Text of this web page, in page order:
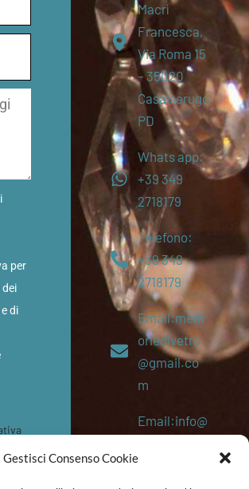
Gestisci Consenso Cookie
per
di
Macrì
Francesca,
Via Roma 15
– 35020
Casalserugo
PD
Whats app:
+39 349
2718179
Telefono:
+39 349
2718179
Email:mem
oriedivetro
@gmail.co
m
Email:info@
etro.eu